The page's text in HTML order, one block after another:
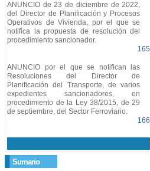
ANUNCIO de 23 de diciembre de 2022,
del Director de Planificación y Procesos
Operativos de Vivienda, por el que se
notifica la propuesta de resolución del
procedimiento sancionador.
165
ANUNCIO por el que se notifican las
Resoluciones del Director de
Planificación del Transporte, de varios
expedientes sancionadores, en
procedimiento de la Ley 38/2015, de 29
de septiembre, del Sector Ferroviario.
166
Sumario